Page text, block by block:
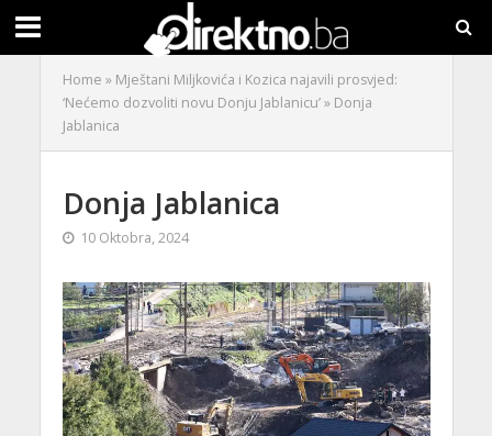
Home » Mještani Miljkovića i Kozica najavili prosvjed:
‘Nećemo dozvoliti novu Donju Jablanicu’» Donja
Jablanica
Donja Jablanica
10 Oktobra, 2024